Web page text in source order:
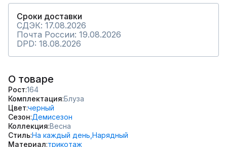
Сроки доставки
СДЭК: 17.08.2026
Почта России: 19.08.2026
DPD: 18.08.2026
О товаре
Рост 164
Комплектация Блуза
Цвет черный
Сезон Демисезон
Коллекция Весна
СтильНа каждый день, Нарядный
Материал трикотаж